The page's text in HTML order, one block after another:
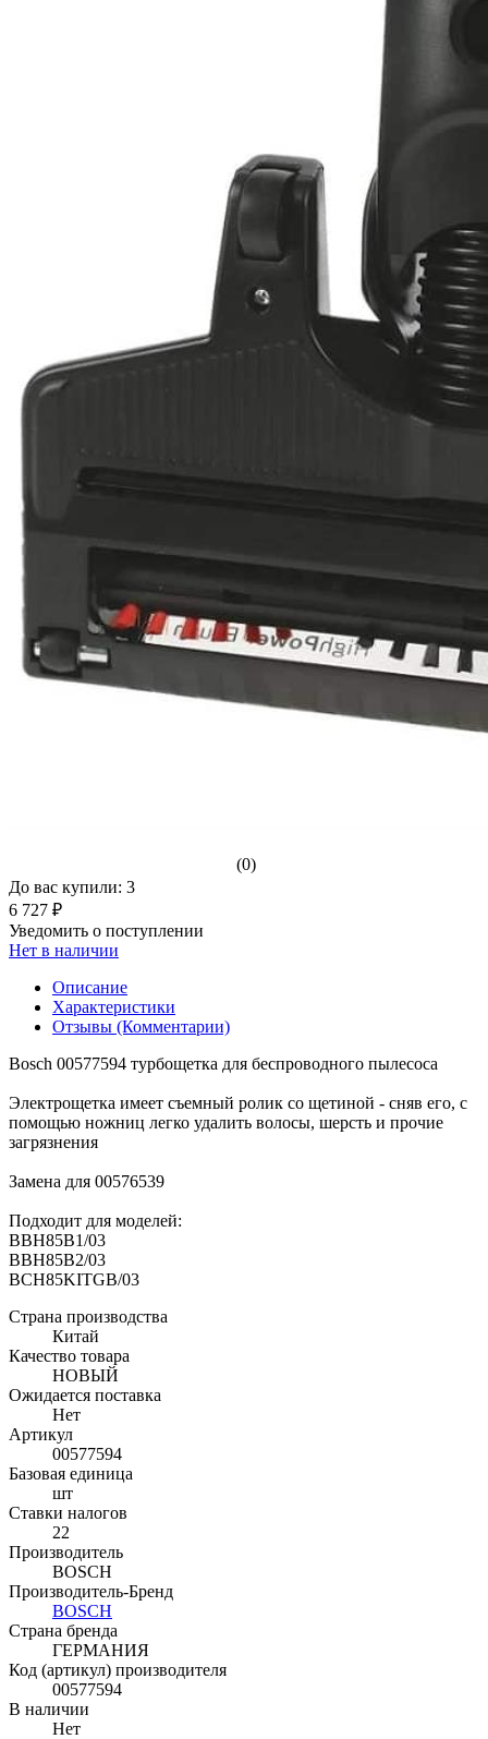
(0)
До вас купили: 3
6 727 ₽
Уведомить о поступлении
Нет в наличии
Описание
Характеристики
Отзывы (Комментарии)
Bosch 00577594 турбощетка для беспроводного пылесоса
Электрощетка имеет съемный ролик со щетиной - сняв его, с
помощью ножниц легко удалить волосы, шерсть и прочие
загрязнения
Замена для 00576539
Подходит для моделей:
BBH85B1/03
BBH85B2/03
BCH85KITGB/03
Страна производства
Китай
Качество товара
НОВЫЙ
Ожидается поставка
Нет
Артикул
00577594
Базовая единица
шт
Ставки налогов
22
Производитель
BOSCH
Производитель-Бренд
BOSCH
Страна бренда
ГЕРМАНИЯ
Код (артикул) производителя
00577594
В наличии
Нет